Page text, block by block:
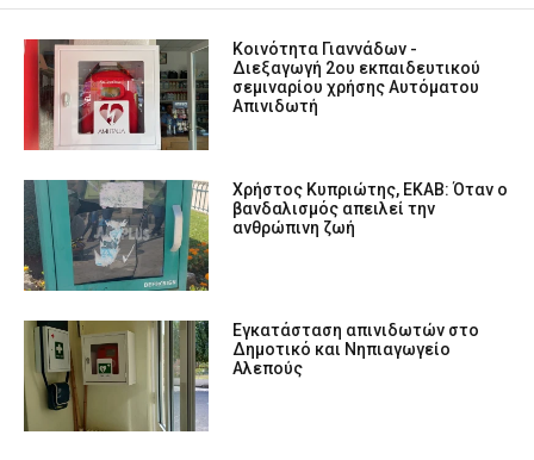
Κοινότητα Γιαννάδων -
Διεξαγωγή 2ου εκπαιδευτικού
σεμιναρίου χρήσης Αυτόματου
Απινιδωτή
Χρήστος Κυπριώτης, ΕΚΑΒ: Όταν ο
βανδαλισμός απειλεί την
ανθρώπινη ζωή
Εγκατάσταση απινιδωτών στο
Δημοτικό και Νηπιαγωγείο
Αλεπούς